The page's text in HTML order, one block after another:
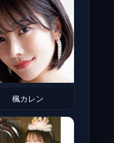
楓カレン